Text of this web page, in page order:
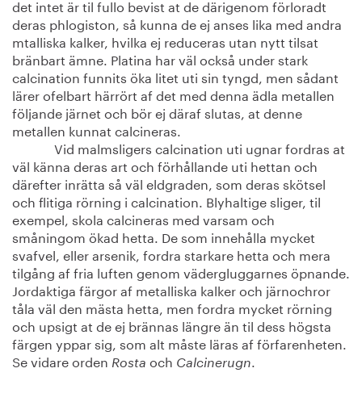
det intet är til fullo bevist at de därigenom förloradt
deras phlogiston, så kunna de ej anses lika med andra
mtalliska kalker, hvilka ej reduceras utan nytt tilsat
bränbart ämne. Platina har väl också under stark
calcination funnits öka litet uti sin tyngd, men sådant
lärer ofelbart härrört af det med denna ädla metallen
följande järnet och bör ej däraf slutas, at denne
metallen kunnat calcineras.
Vid malmsligers calcination uti ugnar fordras at
väl känna deras art och förhållande uti hettan och
därefter inrätta så väl eldgraden, som deras skötsel
och flitiga rörning i calcination. Blyhaltige sliger, til
exempel, skola calcineras med varsam och
småningom ökad hetta. De som innehålla mycket
svafvel, eller arsenik, fordra starkare hetta och mera
tilgång af fria luften genom vädergluggarnes öpnande.
Jordaktiga färgor af metalliska kalker och järnochror
tåla väl den mästa hetta, men fordra mycket rörning
och upsigt at de ej brännas längre än til dess högsta
färgen yppar sig, som alt måste läras af förfarenheten.
Se vidare orden Rosta och Calcinerugn.